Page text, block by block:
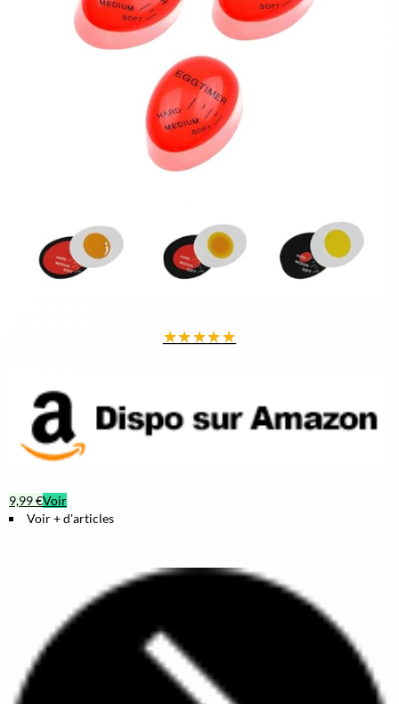
★★★★★
9,99 €Voir
Voir + d'articles